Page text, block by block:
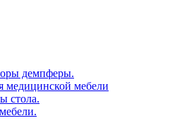
демпферы.
медицинской мебели
стола.